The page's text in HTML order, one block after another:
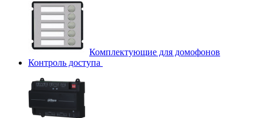
Комплектующие для домофонов
Контроль доступа